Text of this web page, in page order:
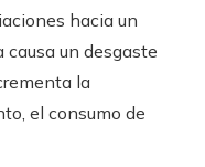
hacia un
un desgaste
la
el consumo de